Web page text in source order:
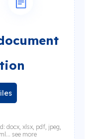
docx, xlsx, pdf, jpeg,
see more